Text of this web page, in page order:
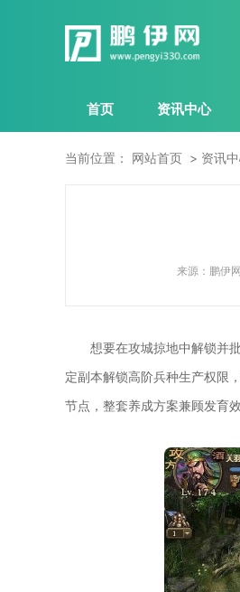
首页 资讯中心
当前位置： 网站首页 资讯
来源： 鹏伊网
想要在攻城掠地中解锁并
定副本解锁高阶兵种生产权限
节点，整套养成方案兼顾发育